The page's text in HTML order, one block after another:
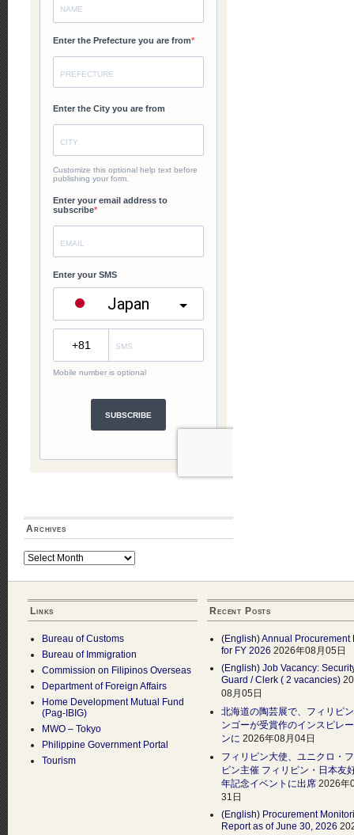
Archives
Archives
Links
Bureau of Customs
Bureau of Immigration
Commission on Filipinos Overseas
Department of Foreign Affairs
Home Development Mutual Fund
(Pag-IBIG)
MWO – Tokyo
Philippine Government Portal
Tourism
Recent Posts
(English) Annual Procurement
for FY 2026 2026年08月05日
(English) Job Vacancy:
Guard / Clerk ( 2 vacancies)
08月05日
北海道の陶芸展で、フィリピ
ンゴーが受賞作のインスピレ
ンに 2026年08月04日
フィリピン大使、ユニクロ・
ピン主催 フィリピン・日本友
年記念イベントに出席 2026年
31日
(English) Procurement
Report as of June 30, 2026